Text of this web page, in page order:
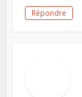
Répondre